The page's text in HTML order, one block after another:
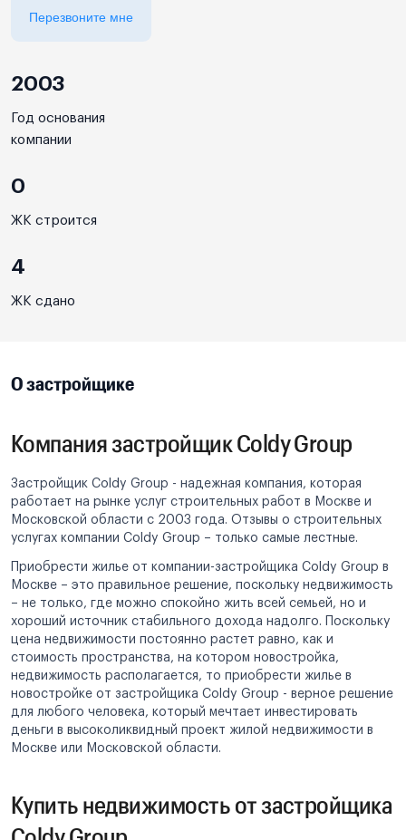
Перезвоните мне
2003
Год основания
компании
0
ЖК строится
4
ЖК сдано
О застройщике
Компания застройщик Coldy Group
Застройщик Coldy Group - надежная компания, которая
работает на рынке услуг строительных работ в Москве и
Московской области с 2003 года. Отзывы о строительных
услугах компании Coldy Group – только самые лестные.
Приобрести жилье от компании-застройщика Coldy Group в
Москве – это правильное решение, поскольку недвижимость
– не только, где можно спокойно жить всей семьей, но и
хороший источник стабильного дохода надолго. Поскольку
цена недвижимости постоянно растет равно, как и
стоимость пространства, на котором новостройка,
недвижимость располагается, то приобрести жилье в
новостройке от застройщика Coldy Group - верное решение
для любого человека, который мечтает инвестировать
деньги в высоколиквидный проект жилой недвижимости в
Москве или Московской области.
Купить недвижимость от застройщика